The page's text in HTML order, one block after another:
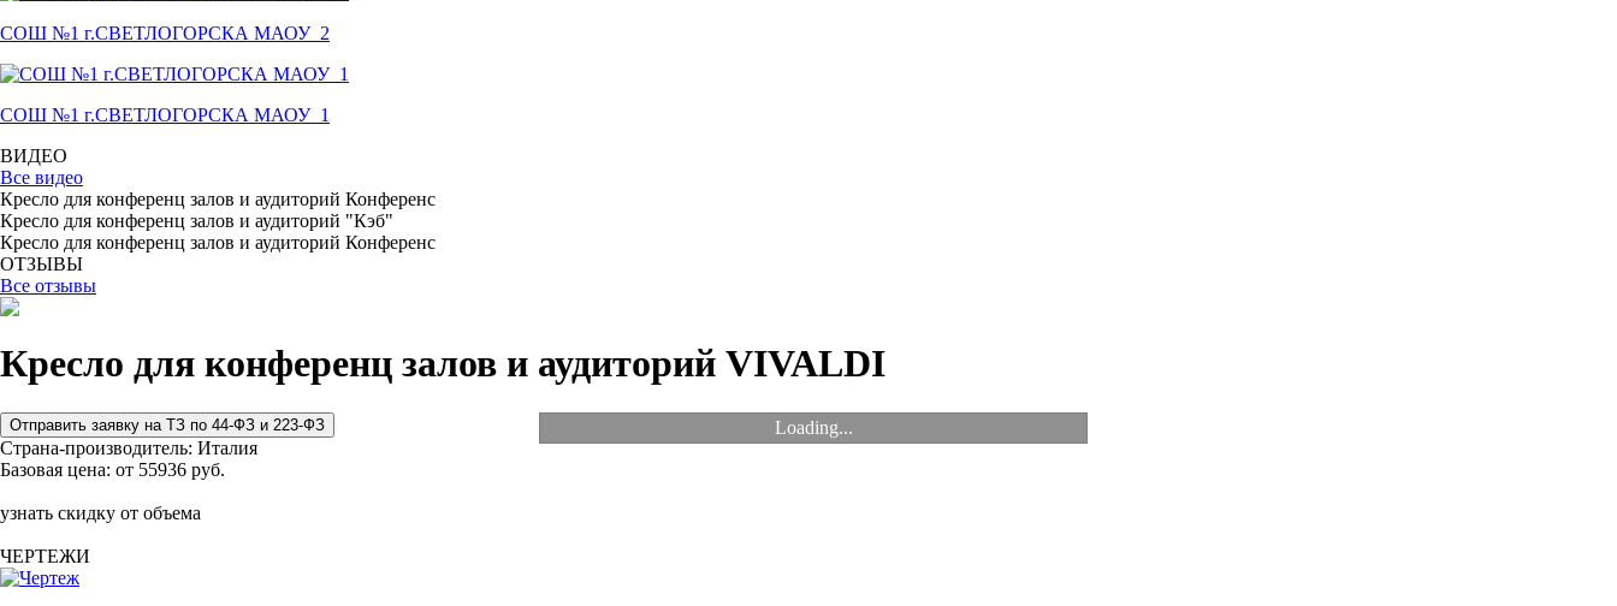
СОШ №1 г.СВЕТЛОГОРСКА МАОУ_2
СОШ №1 г.СВЕТЛОГОРСКА МАОУ_1
ВИДЕО
Все видео
Кресло для конференц залов и аудиторий Конференс
Кресло для конференц залов и аудиторий "Кэб"
Кресло для конференц залов и аудиторий Конференс
ОТЗЫВЫ
Все отзывы
Кресло для конференц залов и аудиторий VIVALDI
Loading...
Страна-производитель: Италия
Базовая цена: от 55936 руб.
узнать скидку от объема
ЧЕРТЕЖИ